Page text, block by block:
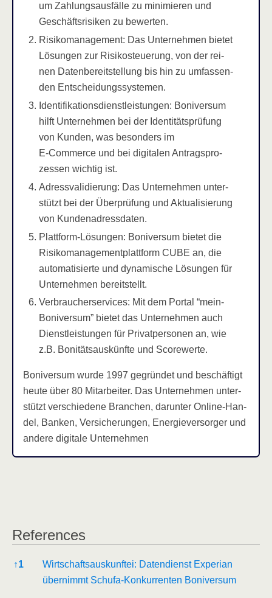
um Zah­lungs­aus­fäl­le zu mini­mie­ren und
Geschäfts­ri­si­ken zu bewerten.
Risi­ko­ma­nage­ment: Das Unter­neh­men bie­tet
Lösun­gen zur Risi­ko­steue­rung, von der rei­
nen Daten­be­reit­stel­lung bis hin zu umfas­sen­
den Entscheidungssystemen.
Iden­ti­fi­ka­ti­ons­dienst­leis­tun­gen: Boni­ver­sum
hilft Unter­neh­men bei der Iden­ti­täts­prü­fung
von Kun­den, was beson­ders im
E‑Commerce und bei digi­ta­len Antrags­pro­
zes­sen wich­tig ist.
Adress­va­li­die­rung: Das Unter­neh­men unter­
stützt bei der Über­prü­fung und Aktua­li­sie­rung
von Kundenadressdaten.
Platt­form-Lösun­gen: Boni­ver­sum bie­tet die
Risi­ko­ma­nage­ment­platt­form CUBE an, die
auto­ma­ti­sier­te und dyna­mi­sche Lösun­gen für
Unter­neh­men bereitstellt.
Ver­brau­cher­ser­vices: Mit dem Por­tal “mein­
Bo­ni­ver­sum” bie­tet das Unter­neh­men auch
Dienst­leis­tun­gen für Pri­vat­per­so­nen an, wie
z.B. Boni­täts­aus­künf­te und Scorewerte.
Boni­ver­sum wur­de 1997 gegrün­det und beschäf­tigt
heu­te über 80 Mit­ar­bei­ter. Das Unter­neh­men unter­
stützt ver­schie­de­ne Bran­chen, dar­un­ter Online-Han­
del, Ban­ken, Ver­si­che­run­gen, Ener­gie­ver­sor­ger und
ande­re digi­ta­le Unternehmen
Refe­ren­ces
Refe­ren­ces
↑1
Wirt­schafts­aus­kunf­tei: Daten­dienst Expe­ri­an
über­nimmt Schufa-Kon­kur­ren­ten Boniversum